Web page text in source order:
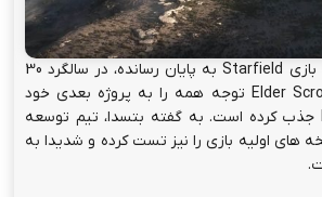
بتسدا که کار خود را با بازی Starfield به پایان رسانده، در سالگرد 30
سالگی بازی Elder Scrolls:Arena توجه همه را به پروژه بعدی خود
یعنی Elder Scrolls 6 جذب کرده است. به گفته بتسدا، تیم توسعه
های اولیه بازی را نیز تست کرده و شدیدا به